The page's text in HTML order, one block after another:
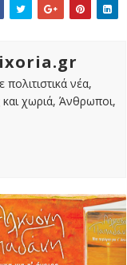
νέα,
χωριά, Άνθρωποι,